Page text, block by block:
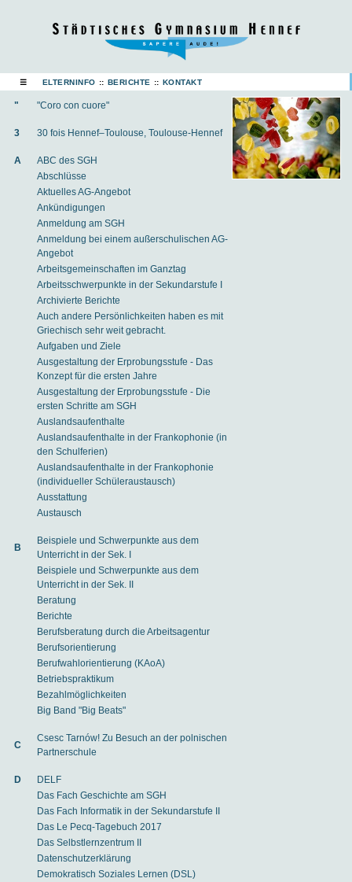
☰ ELTERNINFO :: BERICHTE :: KONTAKT
" "Coro con cuore"
3 30 fois Hennef–Toulouse, Toulouse-Hennef
A
ABC des SGH
Abschlüsse
Aktuelles AG-Angebot
Ankündigungen
Anmeldung am SGH
Anmeldung bei einem außerschulischen AG-
Angebot
Arbeitsgemeinschaften im Ganztag
Arbeitsschwerpunkte in der Sekundarstufe I
Archivierte Berichte
Auch andere Persönlichkeiten haben es mit
Griechisch sehr weit gebracht.
Aufgaben und Ziele
Ausgestaltung der Erprobungsstufe - Das
Konzept für die ersten Jahre
Ausgestaltung der Erprobungsstufe - Die
ersten Schritte am SGH
Auslandsaufenthalte
Auslandsaufenthalte in der Frankophonie (in
den Schulferien)
Auslandsaufenthalte in der Frankophonie
(individueller Schüleraustausch)
Ausstattung
Austausch
B
Beispiele und Schwerpunkte aus dem
Unterricht in der Sek. I
Beispiele und Schwerpunkte aus dem
Unterricht in der Sek. II
Beratung
Berichte
Berufsberatung durch die Arbeitsagentur
Berufsorientierung
Berufwahlorientierung (KAoA)
Betriebspraktikum
Bezahlmöglichkeiten
Big Band "Big Beats"
C
Csesc Tarnów! Zu Besuch an der polnischen
Partnerschule
D
DELF
Das Fach Geschichte am SGH
Das Fach Informatik in der Sekundarstufe II
Das Le Pecq-Tagebuch 2017
Das Selbstlernzentrum II
Datenschutzerklärung
Demokratisch Soziales Lernen (DSL)